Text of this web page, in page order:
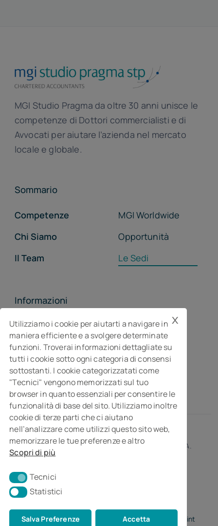
MGI Studio Pragma da oltre 30 anni unisce le
competenze di Dottori commercialisti e di
Avvocati per aiutare l’azienda nel mercato
locale e globale.
Sommario
Competenze
Chi Siamo
Il Team
MGI Worldwide
Opportunità
Le Sedi
Informazioni
MGI Studiopragma Stp s.r.l.
Società di consulenza per l’impresa
Via Della Costituzione, 10- 61032 Fano PU
Isc. REA n° 119788
© 2026 • MGI Studiopragma Stp s.r.l. • Partita I.V.A.
Privacy Policy•Cookie Policy •Credits by Digital Point
Utilizziamo i cookie per aiutarti a navigare in
maniera efficiente e a svolgere determinate
funzioni. Troverai informazioni dettagliate su
tutti i cookie sotto ogni categoria di consensi
sottostanti. I cookie categorizzatati come
"Tecnici" vengono memorizzati sul tuo
browser in quanto essenziali per consentire le
funzionalità di base del sito. Utilizziamo inoltre
cookie di terze parti che ci aiutano
nell’analizzare come utilizzi questo sito web,
memorizzare le tue preferenze e altro
Scopri di più
TecniciTecnici
StatisticiStatistici
Salva Preferenze Accetta
x